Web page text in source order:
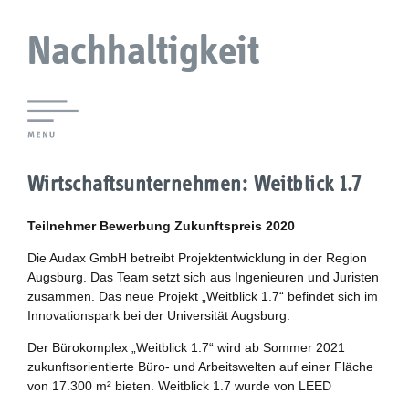
Nachhaltigkeit
Agendaforen
Nachhaltigkeitsbeirat
Biostadt
Wirtschaftsunternehmen: Weitblick 1.7
Teilnehmer Bewerbung Zukunftspreis 2020
Die Audax GmbH betreibt Projektentwicklung in der Region
Augsburg. Das Team setzt sich aus Ingenieuren und Juristen
zusammen. Das neue Projekt „Weitblick 1.7“ befindet sich im
Innovationspark bei der Universität Augsburg.
Der Bürokomplex „Weitblick 1.7“ wird ab Sommer 2021
zukunftsorientierte Büro- und Arbeitswelten auf einer Fläche
von 17.300 m² bieten. Weitblick 1.7 wurde von LEED